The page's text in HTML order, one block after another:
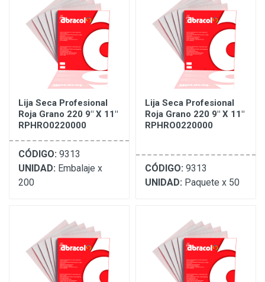
Lija Seca Profesional
Roja Grano 220 9" X 11"
RPHRO0220000
CÓDIGO: 9313
UNIDAD: Embalaje x
200
Lija Seca Profesional
Roja Grano 220 9" X 11"
RPHRO0220000
CÓDIGO: 9313
UNIDAD: Paquete x 50